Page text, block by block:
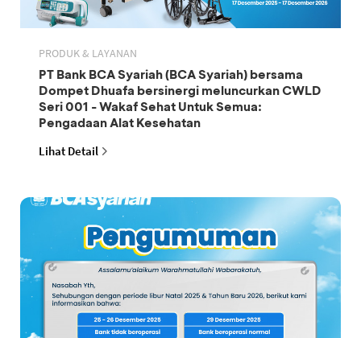
PRODUK & LAYANAN
PT Bank BCA Syariah (BCA Syariah) bersama
Dompet Dhuafa bersinergi meluncurkan CWLD
Seri 001 - Wakaf Sehat Untuk Semua:
Pengadaan Alat Kesehatan
Lihat Detail